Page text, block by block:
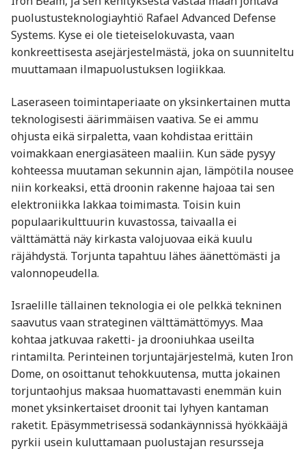
puolustusteknologiayhtiö Rafael Advanced Defense
Systems. Kyse ei ole tieteiselokuvasta, vaan
konkreettisesta asejärjestelmästä, joka on suunniteltu
muuttamaan ilmapuolustuksen logiikkaa.
Laseraseen toimintaperiaate on yksinkertainen mutta
teknologisesti äärimmäisen vaativa. Se ei ammu
ohjusta eikä sirpaletta, vaan kohdistaa erittäin
voimakkaan energiasäteen maaliin. Kun säde pysyy
kohteessa muutaman sekunnin ajan, lämpötila nousee
niin korkeaksi, että droonin rakenne hajoaa tai sen
elektroniikka lakkaa toimimasta. Toisin kuin
populaarikulttuurin kuvastossa, taivaalla ei
välttämättä näy kirkasta valojuovaa eikä kuulu
räjähdystä. Torjunta tapahtuu lähes äänettömästi ja
valonnopeudella.
Israelille tällainen teknologia ei ole pelkkä tekninen
saavutus vaan strateginen välttämättömyys. Maa
kohtaa jatkuvaa raketti- ja drooniuhkaa useilta
rintamilta. Perinteinen torjuntajärjestelmä, kuten Iron
Dome, on osoittanut tehokkuutensa, mutta jokainen
torjuntaohjus maksaa huomattavasti enemmän kuin
monet yksinkertaiset droonit tai lyhyen kantaman
raketit. Epäsymmetrisessä sodankäynnissä hyökkääjä
pyrkii usein kuluttamaan puolustajan resursseja